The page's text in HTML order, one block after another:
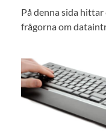
På denna sida
frågorna om